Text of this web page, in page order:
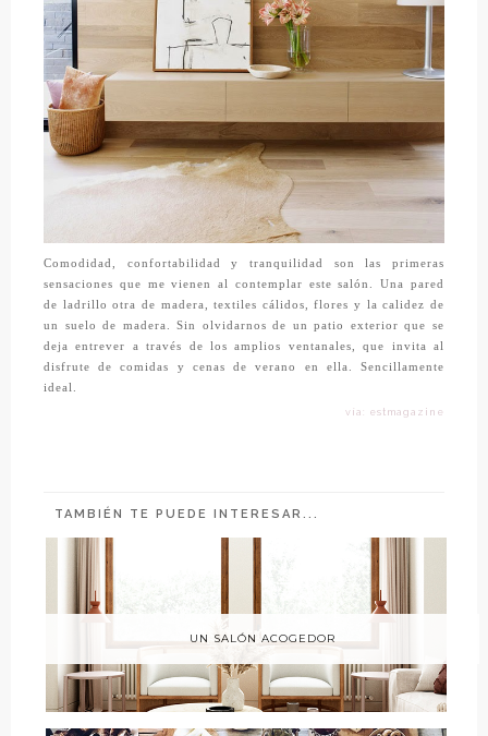
Comodidad, confortabilidad y tranquilidad son las primeras
sensaciones que me vienen al contemplar este salón. Una pared
de ladrillo otra de madera, textiles cálidos, flores y la calidez de
un suelo de madera. Sin olvidarnos de un patio exterior que se
deja entrever a través de los amplios ventanales, que invita al
disfrute de comidas y cenas de verano en ella. Sencillamente
ideal.
vía: estmagazine
TAMBIÉN TE PUEDE INTERESAR...
UN SALÓN ACOGEDOR